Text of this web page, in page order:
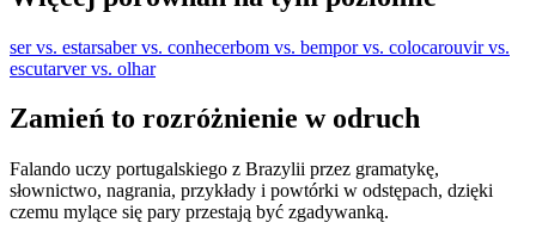
ser vs. estarsaber vs. conhecerbom vs. bempor vs. colocarouvir vs.
escutarver vs. olhar
Zamień to rozróżnienie w odruch
Falando uczy portugalskiego z Brazylii przez gramatykę,
słownictwo, nagrania, przykłady i powtórki w odstępach, dzięki
czemu mylące się pary przestają być zgadywanką.